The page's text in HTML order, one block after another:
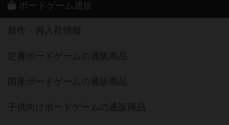
ボードゲーム通販
新作・再入荷情報
定番ボードゲームの通販商品
国産ボードゲームの通販商品
子供向けボードゲームの通販商品